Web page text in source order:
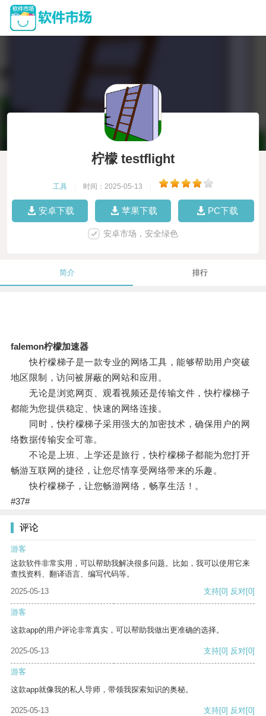
柠檬 testflight
工具 时间：2025-05-13
安卓下载 苹果下载 PC下载
安卓市场，安全绿色
简介 排行
falemon柠檬加速器
快柠檬梯子是一款专业的网络工具，能够帮助用户突破
地区限制，访问被屏蔽的网站和应用。
无论是浏览网页、观看视频还是传输文件，快柠檬梯子
都能为您提供稳定、快速的网络连接。
同时，快柠檬梯子采用强大的加密技术，确保用户的网
络数据传输安全可靠。
不论是上班、上学还是旅行，快柠檬梯子都能为您打开
畅游互联网的捷径，让您尽情享受网络带来的乐趣。
快柠檬梯子，让您畅游网络，畅享生活！。
#37#
评论
游客
这款软件非常实用，可以帮助我解决很多问题。比如，我可以使用它来
查找资料、翻译语言、编写代码等。
2025-05-13
支持[0] 反对[0]
游客
这款app的用户评论非常真实，可以帮助我做出更准确的选择。
2025-05-13 支持[0] 反对[0]
游客
这款app就像我的私人导师，带领我探索知识的奥秘。
2025-05-13 支持[0] 反对[0]